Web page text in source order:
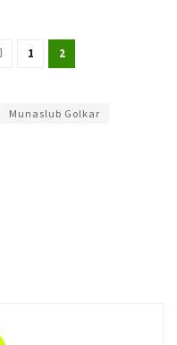
1 2
Munaslub Golkar